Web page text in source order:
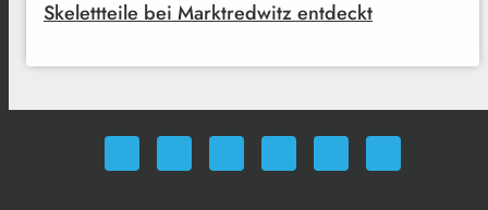
Skelettteile bei Marktredwitz entdeckt